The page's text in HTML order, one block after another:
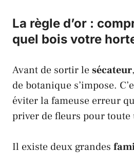
La règle d’or :
quel bois votre
Avant de sortir lesécateur
de botanique s’impose.
éviter la fameuse erreur
priver de fleurs pour toute
Il existe deux grandes